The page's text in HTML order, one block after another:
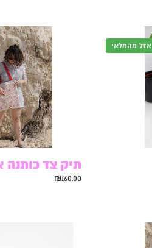
אזל מהמלאי
תיק צד כותנה
₪160.00